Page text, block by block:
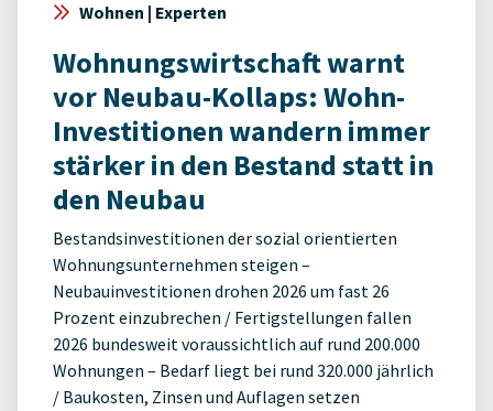
Wohnen | Experten
Wohnungswirtschaft warnt
vor Neubau-Kollaps: Wohn-
Investitionen wandern immer
stärker in den Bestand statt in
den Neubau
Bestandsinvestitionen der sozial orientierten
Wohnungsunternehmen steigen –
Neubauinvestitionen drohen 2026 um fast 26
Prozent einzubrechen / Fertigstellungen fallen
2026 bundesweit voraussichtlich auf rund 200.000
Wohnungen – Bedarf liegt bei rund 320.000 jährlich
/ Baukosten, Zinsen und Auflagen setzen